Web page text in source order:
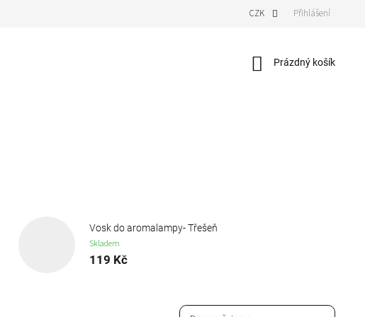
CZK Přihlášení
Nákupní
Prázdný košík
Vosk do aromalampy- Třešeň
Skladem
119 Kč
Ř